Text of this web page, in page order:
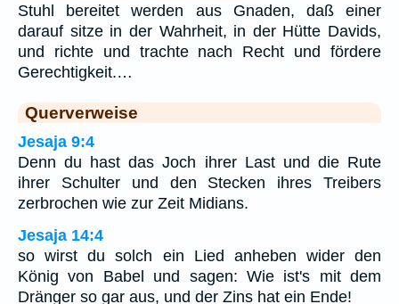
Stuhl bereitet werden aus Gnaden, daß einer
darauf sitze in der Wahrheit, in der Hütte Davids,
und richte und trachte nach Recht und fördere
Gerechtigkeit.…
Querverweise
Jesaja 9:4
Denn du hast das Joch ihrer Last und die Rute
ihrer Schulter und den Stecken ihres Treibers
zerbrochen wie zur Zeit Midians.
Jesaja 14:4
so wirst du solch ein Lied anheben wider den
König von Babel und sagen: Wie ist's mit dem
Dränger so gar aus, und der Zins hat ein Ende!